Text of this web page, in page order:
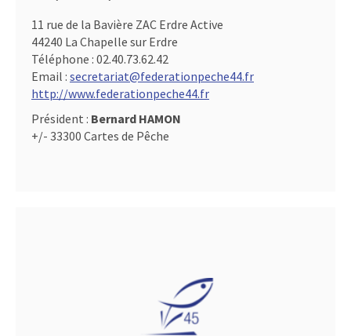
11 rue de la Bavière ZAC Erdre Active
44240 La Chapelle sur Erdre
Téléphone : 02.40.73.62.42
Email : secretariat@federationpeche44.fr
http://www.federationpeche44.fr
Président : Bernard HAMON
+/- 33300 Cartes de Pêche